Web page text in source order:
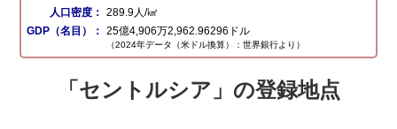
人口密度： 289.9人/㎢
GDP（名目）： 25億4,906万2,962.96296ドル
（2024年データ（米ドル換算）：世界銀行より）
「セントルシア」の登録地点